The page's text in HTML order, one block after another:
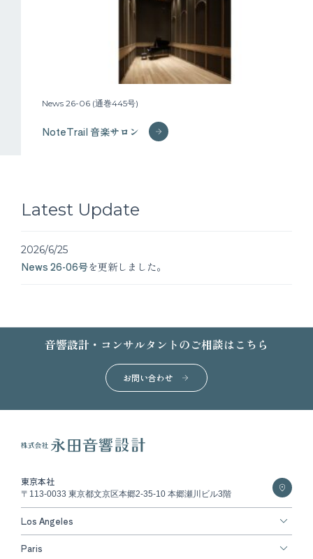
News 26-06 (通巻445号)
NoteTrail 音楽サロン
Latest Update
2026/6/25
News 26-06号を更新しました。
音響設計・コンサルタントのご相談はこちら
お問い合わせ
東京本社
〒113-0033 東京都文京区本郷2-35-10 本郷瀬川ビル3階
Los Angeles
Paris